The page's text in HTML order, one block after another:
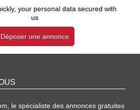
your personal data secured with
us
Déposer une annonce
le spécialiste des annonces gratuites